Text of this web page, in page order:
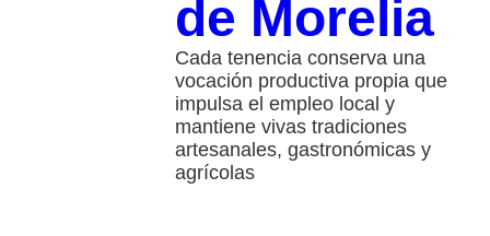
de Morelia
Cada tenencia conserva una
vocación productiva propia que
impulsa el empleo local y
mantiene vivas tradiciones
artesanales, gastronómicas y
agrícolas